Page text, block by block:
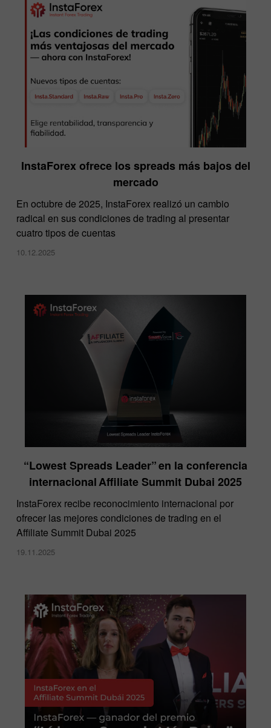
InstaForex ofrece los spreads más bajos del
mercado
En octubre de 2025, InstaForex realizó un cambio
radical en sus condiciones de trading al presentar
cuatro tipos de cuentas
10.12.2025
“Lowest Spreads Leader” en la conferencia
internacional Affiliate Summit Dubai 2025
InstaForex recibe reconocimiento internacional por
ofrecer las mejores condiciones de trading en el
Affiliate Summit Dubai 2025
19.11.2025